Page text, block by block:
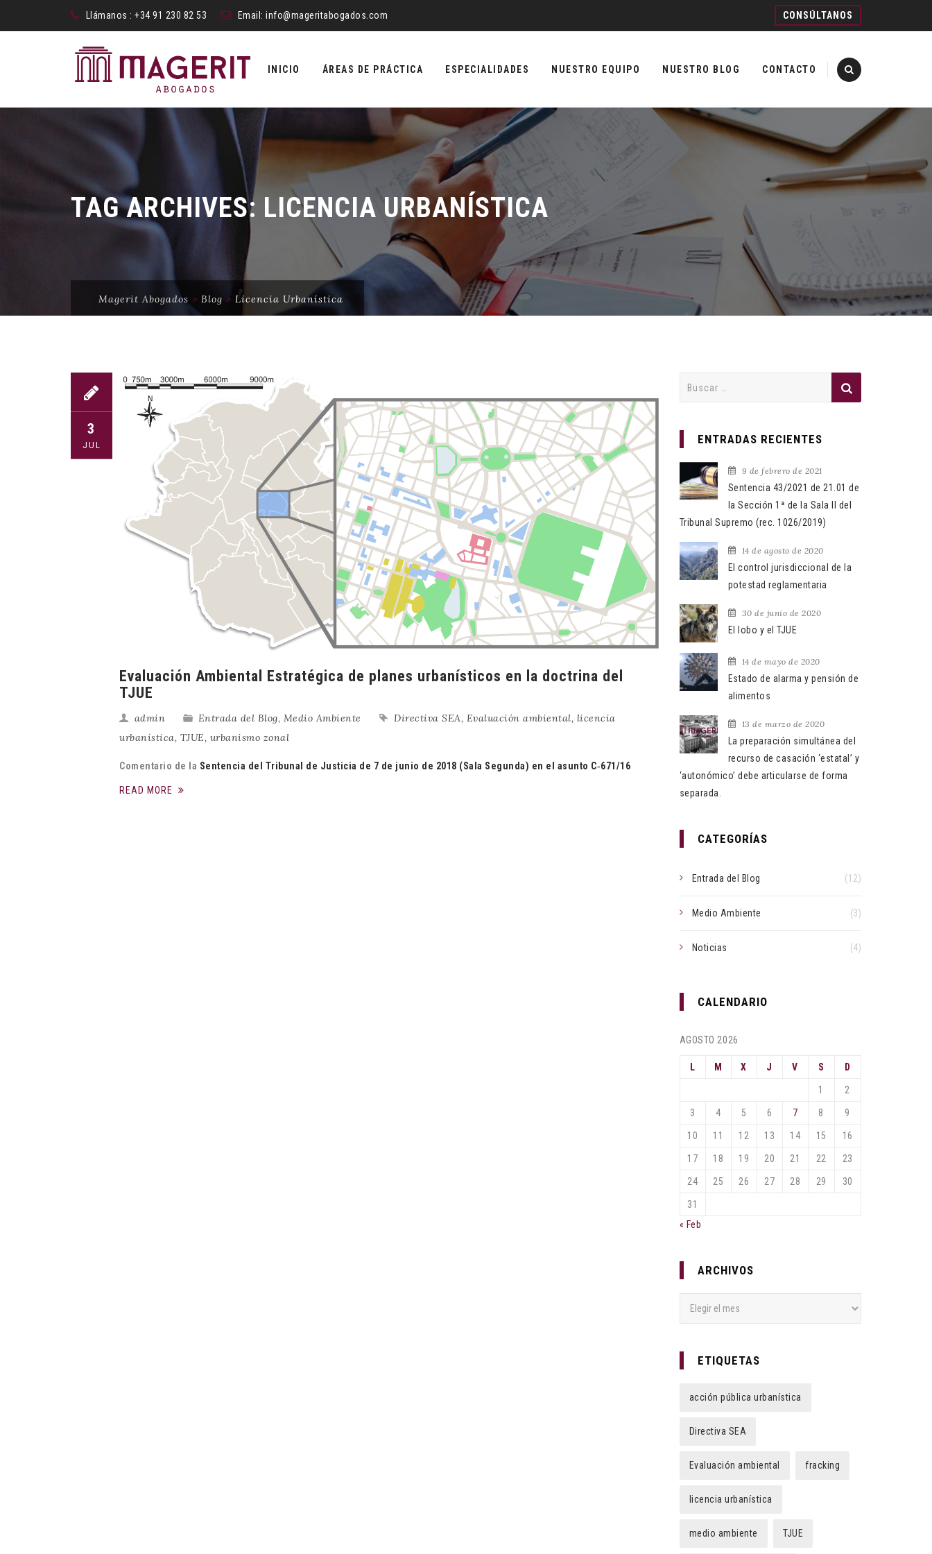
Llámanos : +34 91 230 82 53 Email: info@mageritabogados.com CONSÚLTANOS
content
INICIO ÁREAS DE PRÁCTICA ESPECIALIDADES NUESTRO EQUIPO NUESTRO BLOG CONTACTO
TAG ARCHIVES: LICENCIA URBANÍSTICA
Magerit Abogados > Blog > Licencia Urbanística
3
JUL
Evaluación Ambiental Estratégica de planes urbanísticos en la doctrina del
TJUE
admin Entrada del Blog, Medio Ambiente Directiva SEA, Evaluación ambiental, licencia
urbanística, TJUE, urbanismo zonal
Comentario de la Sentencia del Tribunal de Justicia de 7 de junio de 2018 (Sala Segunda) en el asunto C‑671/16
READ MORE
ENTRADAS RECIENTES
9 de febrero de 2021
Sentencia 43/2021 de 21.01 de
la Sección 1ª de la Sala II del
Tribunal Supremo (rec. 1026/2019)
14 de agosto de 2020
El control jurisdiccional de la
potestad reglamentaria
30 de junio de 2020
El lobo y el TJUE
14 de mayo de 2020
Estado de alarma y pensión de
alimentos
13 de marzo de 2020
La preparación simultánea del
recurso de casación ‘estatal’ y
‘autonómico’ debe articularse de forma
separada.
CATEGORÍAS
Entrada del Blog (12)
Medio Ambiente (3)
Noticias (4)
CALENDARIO
AGOSTO 2026
L M X J V S D
1 2
3 4 5 6 7 8 9
10 11 12 13 14 15 16
17 18 19 20 21 22 23
24 25 26 27 28 29 30
31
« Feb
ARCHIVOS
ETIQUETAS
acción pública urbanística
Directiva SEA
Evaluación ambiental fracking
licencia urbanística
medio ambiente TJUE